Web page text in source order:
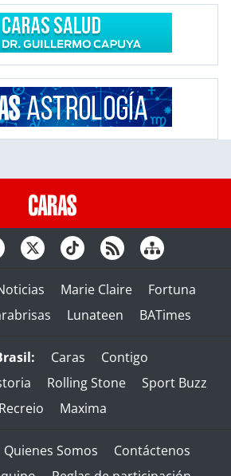
Marie Claire
Fortuna
Lunateen BATimes
Caras
Contigo
Rolling Stone
Sport Buzz
Recreio
Maxima
Quienes Somos
Contáctenos